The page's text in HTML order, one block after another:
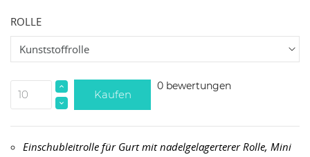
ROLLE
Kaufen
0 bewertungen
Einschubleitrolle für Gurt mit nadelgelagerterer Rolle, Mini